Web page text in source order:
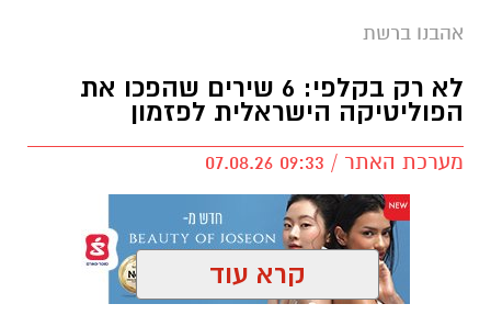
אהבנו ברשת
לא רק בקלפי: 6 שירים שהפכו את
הפוליטיקה הישראלית לפזמון
מערכת האתר / 09:33 07.08.26
קרא עוד